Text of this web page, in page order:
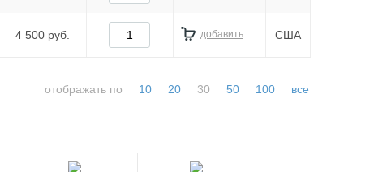
4 500 руб. добавить США
отображать по 10 20 30 50 100 все